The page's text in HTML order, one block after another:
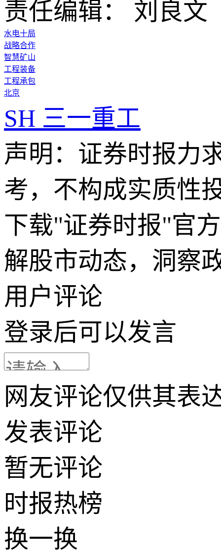
责任编辑： 刘良文
水电十局
战略合作
智慧矿山
工程装备
工程承包
北京
SH 三一重工
声明：证券时报力
考，不构成实质性
下载"证券时报"官
解股市动态，洞察
用户评论
登录后可以发言
网友评论仅供其表
发表评论
暂无评论
时报热榜
换一换